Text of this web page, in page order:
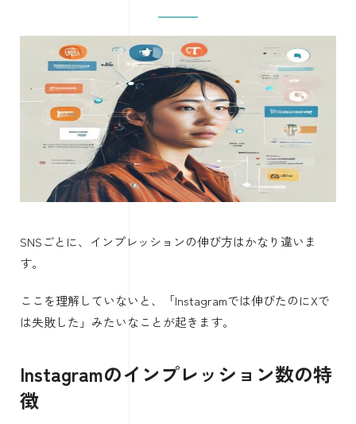
SNSごとに、インプレッションの伸び方はかなり違いま
す。
ここを理解していないと、「Instagramでは伸びたのにXで
は失敗した」みたいなことが起きます。
Instagramのインプレッション数の特
徴